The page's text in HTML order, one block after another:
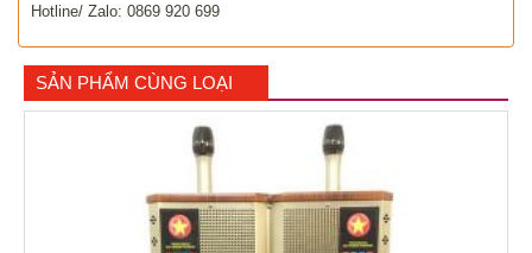
Hotline/ Zalo: 0869 920 699
SẢN PHẨM CÙNG LOẠI